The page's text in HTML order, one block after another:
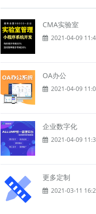
CMA实验室
2021-04-09
OA办公
2021-04-09
企业数字化
2021-04-09
更多定制
2021-03-11